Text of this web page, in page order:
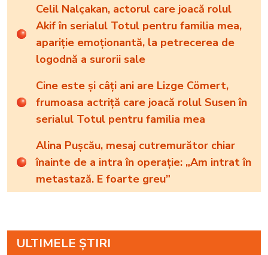
Celil Nalçakan, actorul care joacă rolul
Akif în serialul Totul pentru familia mea,
apariție emoționantă, la petrecerea de
logodnă a surorii sale
Cine este și câți ani are Lizge Cömert,
frumoasa actriță care joacă rolul Susen în
serialul Totul pentru familia mea
Alina Pușcău, mesaj cutremurător chiar
înainte de a intra în operație: „Am intrat în
metastază. E foarte greu”
ULTIMELE ȘTIRI